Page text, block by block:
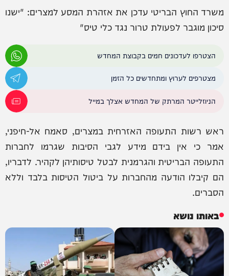
‏משרד החוץ הבריטי עדכן את אזהרת המסע למצרים: "ישנו
סיכון מוגבר לפעולת טרור נגד כלי טיס"
הצטרפו לעדכונים חמים בקבוצת המחדש
מצטרפים לערוץ ומתחדשים כל הזמן
הניוזלייטר המרתק של המחדש אצלך במייל
ראש רשות התעופה האזרחית במצרים, סאמח אל-חיפני,
אמר כי אין בידם מידע לגבי הסיבות שגרמו לחברות
התעופה הבריטית והגרמנית לבטל טיסותיהן לקהיר. לדבריו,
הם קיבלו הודעה מהחברות על ביטול הטיסות בלבד וללא
הסברים.
באותו נושא